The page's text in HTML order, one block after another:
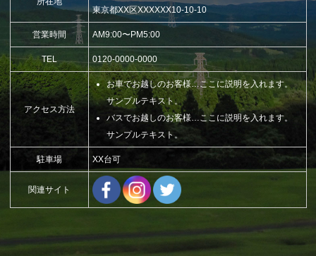
東京都XX区XXXXXX10-10-10
営業時間 AM9:00〜PM5:00
TEL 0120-0000-0000
アクセス方法
お車でお越しのお客様…ここに説明を入れます。
サンプルテキスト。
バスでお越しのお客様…ここに説明を入れます。
サンプルテキスト。
駐車場 XX台可
関連サイト